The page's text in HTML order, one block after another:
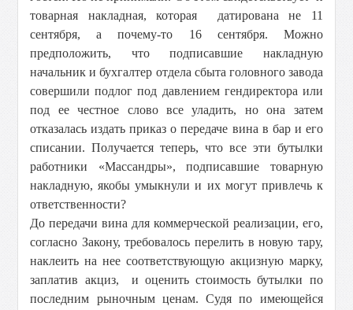
товарная накладная, которая датирована не 11
сентября, а почему-то 16 сентября. Можно
предположить, что подписавшие накладную
начальник и бухгалтер отдела сбыта головного завода
совершили подлог под давлением гендиректора или
под ее честное слово все уладить, но она затем
отказалась издать приказ о передаче вина в бар и его
списании. Получается теперь, что все эти бутылки
работники «Массандры», подписавшие товарную
накладную, якобы умыкнули и их могут привлечь к
ответственности?
До передачи вина для коммерческой реализации, его,
согласно Закону, требовалось перелить в новую тару,
наклеить на нее соответствующую акцизную марку,
заплатив акциз, и оценить стоимость бутылки по
последним рыночным ценам. Судя по имеющейся